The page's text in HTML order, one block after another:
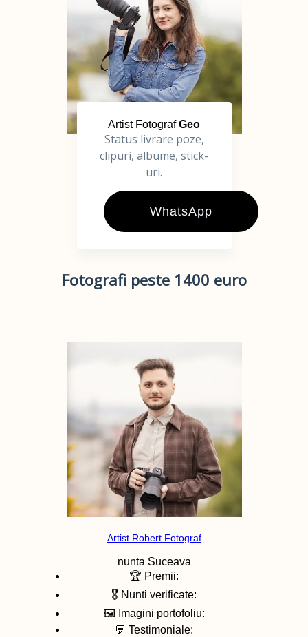
Artist FotografGeo
Status livrare poze,
clipuri, albume, stick-
uri.
WhatsApp
Fotografi peste 1400 euro
Artist Robert Fotograf
nunta Suceava
🏆 Premii:
🎖️ Nunti verificate:
🖼️ Imagini portofoliu:
💬 Testimoniale: